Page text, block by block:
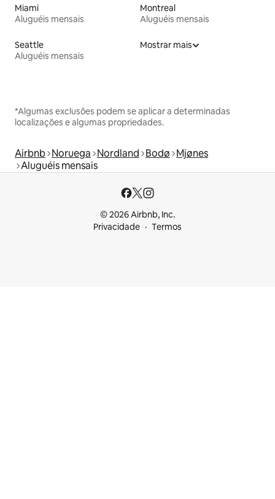
Miami
Aluguéis mensais
Montreal
Aluguéis mensais
Seattle
Aluguéis mensais
Mostrar mais
*Algumas exclusões podem se aplicar a determinadas
localizações e algumas propriedades.
Airbnb Noruega Nordland Bodø Mjønes
Aluguéis mensais
© 2026 Airbnb, Inc.
Privacidade
Termos